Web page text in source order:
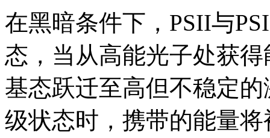
在黑暗条件下，PSII与
态，当从高能光子处获
基态跃迁至高但不稳定
级状态时，携带的能量